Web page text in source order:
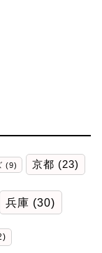
(9) 京都 (23)
兵庫 (30)